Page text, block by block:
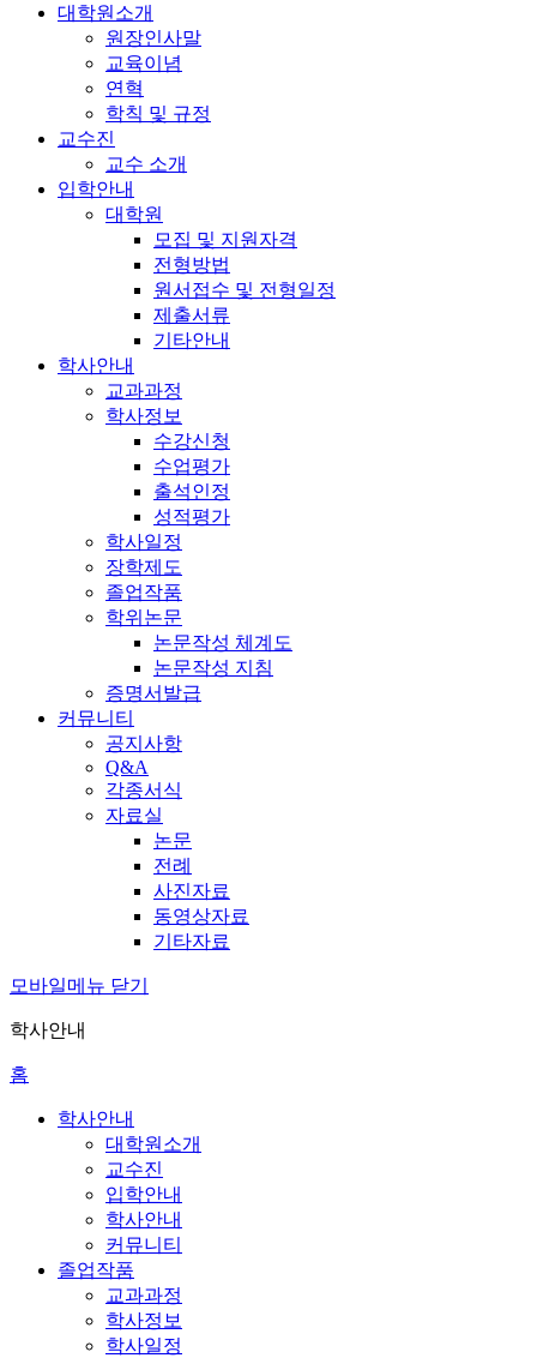
대학원소개
원장인사말
교육이념
연혁
학칙 및 규정
교수진
교수 소개
입학안내
대학원
모집 및 지원자격
전형방법
원서접수 및 전형일정
제출서류
기타안내
학사안내
교과과정
학사정보
수강신청
수업평가
출석인정
성적평가
학사일정
장학제도
졸업작품
학위논문
논문작성 체계도
논문작성 지침
증명서발급
커뮤니티
공지사항
Q&A
각종서식
자료실
논문
전례
사진자료
동영상자료
기타자료
모바일메뉴 닫기
학사안내
홈
학사안내
대학원소개
교수진
입학안내
학사안내
커뮤니티
졸업작품
교과과정
학사정보
학사일정